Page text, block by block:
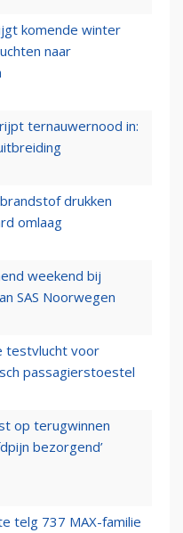
komende winter
naar
ternauwernood in:
drukken
omlaag
weekend bij
SAS Noorwegen
testvlucht voor
passagierstoestel
op terugwinnen
bezorgend’
telg 737 MAX-familie